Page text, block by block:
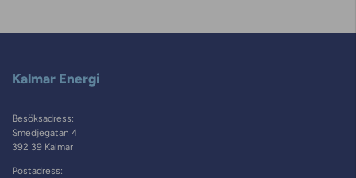
Kalmar Energi
Besöksadress:
Smedjegatan 4
392 39 Kalmar
Postadress: